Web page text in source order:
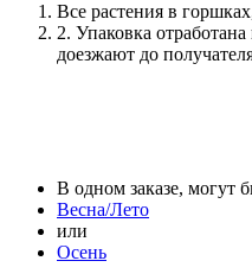
Все растения в
2. Упаковка
доезжают до
В одном заказе, могут
Весна/Лето
или
Осень